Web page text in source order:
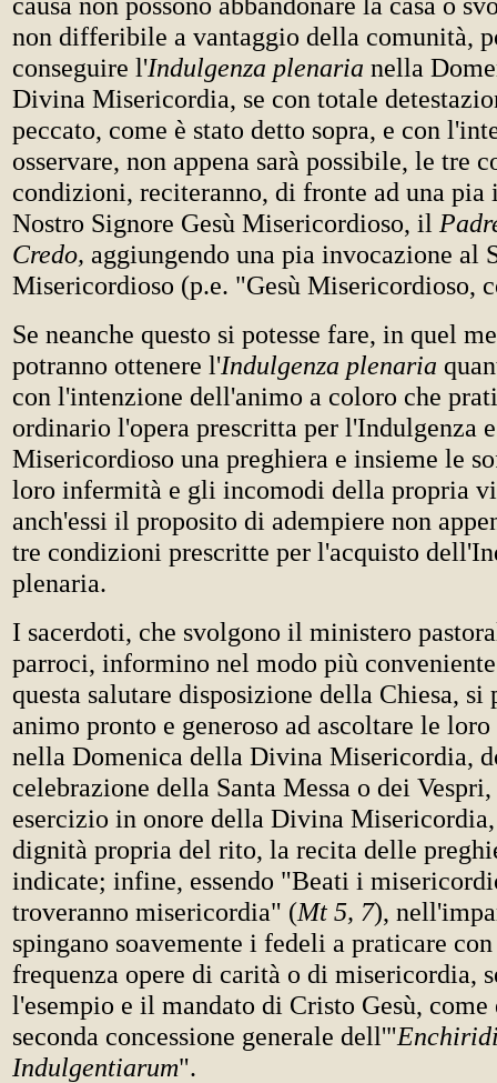
non differibile a vantaggio della comunità,
conseguire l'Indulgenza plenaria nella
Divina Misericordia, se con totale
peccato, come è stato detto sopra, e con
osservare, non appena sarà possibile, le tre
condizioni, reciteranno, di fronte ad una pia
Nostro Signore Gesù Misericordioso, il
Credo, aggiungendo una pia invocazione al
Misericordioso (p.e. "Gesù Misericordioso,
Se neanche questo si potesse fare, in quel
potranno ottenere l'Indulgenza plenaria
con l'intenzione dell'animo a coloro che
ordinario l'opera prescritta per l'Indulgenza
Misericordioso una preghiera e insieme le
loro infermità e gli incomodi della propria
anch'essi il proposito di adempiere non
tre condizioni prescritte per l'acquisto
plenaria.
I sacerdoti, che svolgono il ministero
parroci, informino nel modo più
questa salutare disposizione della Chiesa, si
animo pronto e generoso ad ascoltare le
nella Domenica della Divina Misericordia,
celebrazione della Santa Messa o dei
esercizio in onore della Divina
dignità propria del rito, la recita delle
indicate; infine, essendo "Beati i
troveranno misericordia" (Mt 5, 7),
spingano soavemente i fedeli a praticare
frequenza opere di carità o di misericordia,
l'esempio e il mandato di Cristo Gesù,
seconda concessione generale dell'"
Indulgentiarum".